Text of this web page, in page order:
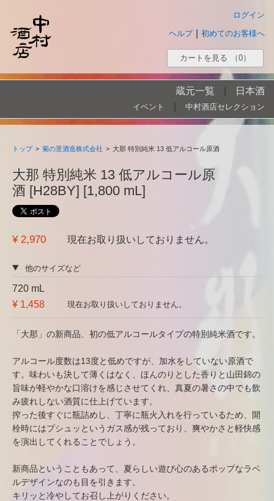
ログイン
初めてのお客様へ
ヘルプ
カートを見る （0）
蔵元一覧 日本酒
イベント 中村酒店セレクション
トップ > 菊の里酒造株式会社 > 大那 特別純米 13 低アルコール原酒
大那 特別純米 13 低アルコール原
酒 [H28BY] [1,800 mL]
¥ 2,970 現在お取り扱いしておりません。
他のサイズなど
720 mL
¥ 1,458
現在お取り扱いしておりません。
「大那」の新商品、初の低アルコールタイプの特別純米酒です。
アルコール度数は13度と低めですが、加水をしていない原酒で
す。味わいも決して薄くはなく、ほんのりとした香りと山田錦の
旨味が軽やかな口溶けを感じさせてくれ、真夏の暑さの中でも飲
み疲れしない酒質に仕上げています。
搾った後すぐに瓶詰めし、丁寧に瓶火入れを行っているため、開
栓時にはプシュッというガス感が残っており、爽やかさと軽快感
を演出してくれることでしょう。
新商品ということもあって、夏らしい遊び心のあるポップなラベ
ルデザインなのも目を引きます。
キリッと冷やしてお召し上がりください。